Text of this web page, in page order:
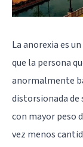
La anorexiaes
que la persona
anormalmente
distorsionada de
con mayor peso
vez menos